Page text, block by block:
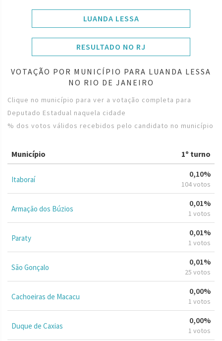
LUANDA LESSA
RESULTADO NO RJ
VOTAÇÃO POR MUNICÍPIO PARA LUANDA LESSA
NO RIO DE JANEIRO
Clique no município para ver a votação completa para
Deputado Estadual naquela cidade
% dos votos válidos recebidos pelo candidato no município
Município 1º turno
Itaboraí
0,10%
104 votos
Armação dos Búzios
0,01%
1 votos
Paraty
0,01%
1 votos
São Gonçalo
0,01%
25 votos
Cachoeiras de Macacu
0,00%
1 votos
Duque de Caxias
0,00%
1 votos